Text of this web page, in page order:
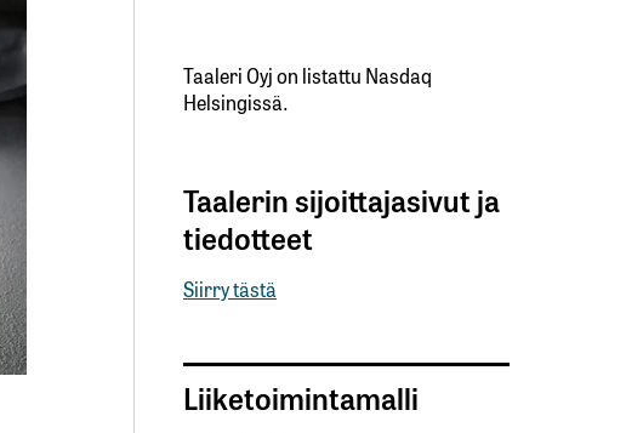
Taaleri Oyj on listattu Nasdaq
Helsingissä.
Taalerin sijoittajasivut ja
tiedotteet
Siirry tästä
Liiketoimintamalli